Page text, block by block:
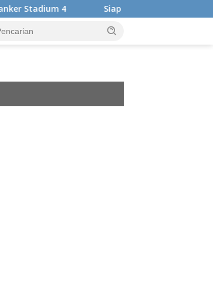
Siap Harumkan Nama Bangsa, Audrey